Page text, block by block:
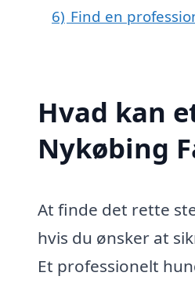
6) Find en
Hvad kan
Nykøbing
At finde det rette
hvis du ønsker at
Et professionelt